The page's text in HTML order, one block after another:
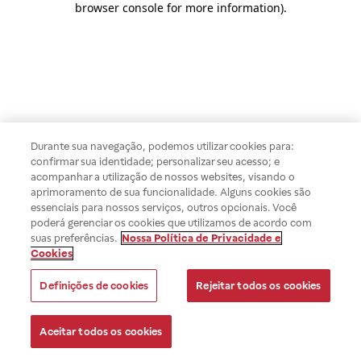
browser console for more information).
Durante sua navegação, podemos utilizar cookies para:
confirmar sua identidade; personalizar seu acesso; e
acompanhar a utilização de nossos websites, visando o
aprimoramento de sua funcionalidade. Alguns cookies são
essenciais para nossos serviços, outros opcionais. Você
poderá gerenciar os cookies que utilizamos de acordo com
suas preferências. Nossa Política de Privacidade e
Cookies
Definições de cookies Rejeitar todos os cookies
Aceitar todos os cookies